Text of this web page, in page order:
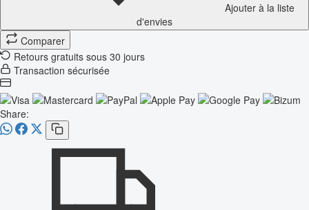
Ajouter à la liste
d'envies
Comparer
Retours gratuits sous 30 jours
Transaction sécurisée
Share: